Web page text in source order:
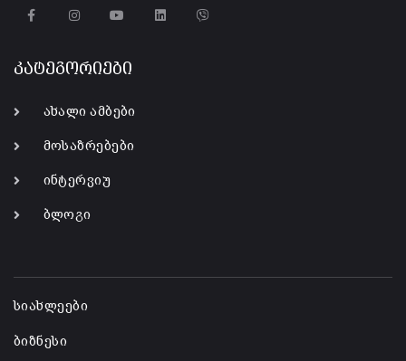
კატეგორიები
ახალი ამბები
მოსაზრებები
ინტერვიუ
ბლოგი
სიახლეები
ბიზნესი